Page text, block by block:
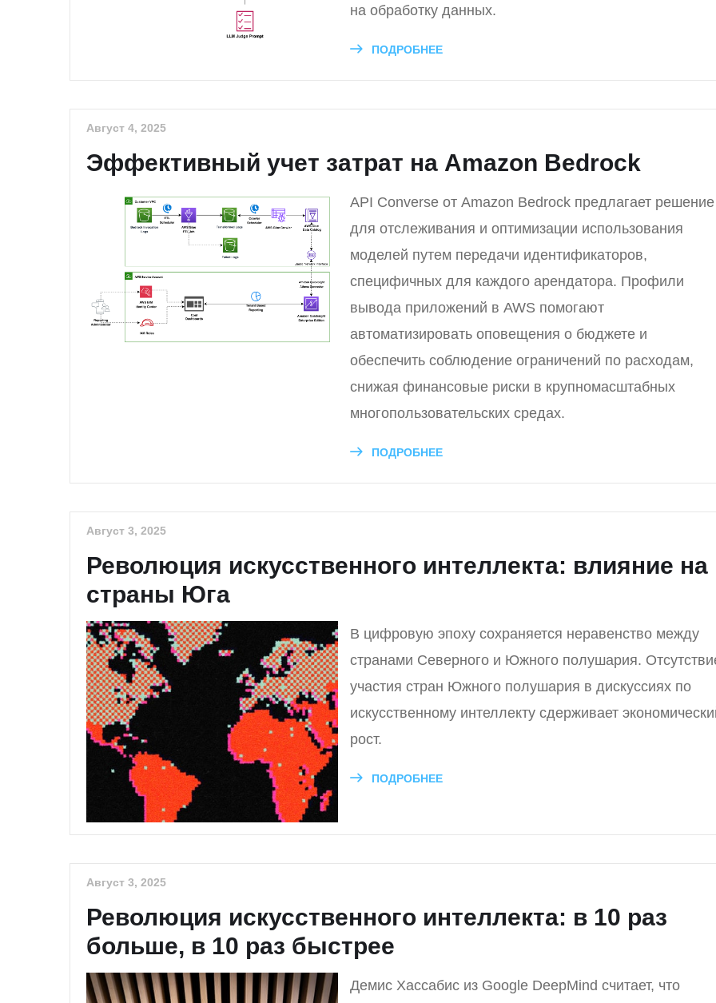
на обработку данных.
ПОДРОБНЕЕ
Август 4, 2025
Эффективный учет затрат на Amazon Bedrock
API Converse от Amazon Bedrock предлагает решение
для отслеживания и оптимизации использования
моделей путем передачи идентификаторов,
специфичных для каждого арендатора. Профили
вывода приложений в AWS помогают
автоматизировать оповещения о бюджете и
обеспечить соблюдение ограничений по расходам,
снижая финансовые риски в крупномасштабных
многопользовательских средах.
ПОДРОБНЕЕ
Август 3, 2025
Революция искусственного интеллекта: влияние на
страны Юга
В цифровую эпоху сохраняется неравенство между
странами Северного и Южного полушария.
участия стран Южного полушария в дискуссиях по
искусственному интеллекту сдерживает
рост.
ПОДРОБНЕЕ
Август 3, 2025
Революция искусственного интеллекта: в 10 раз
больше, в 10 раз быстрее
Демис Хассабис из Google DeepMind считает, что